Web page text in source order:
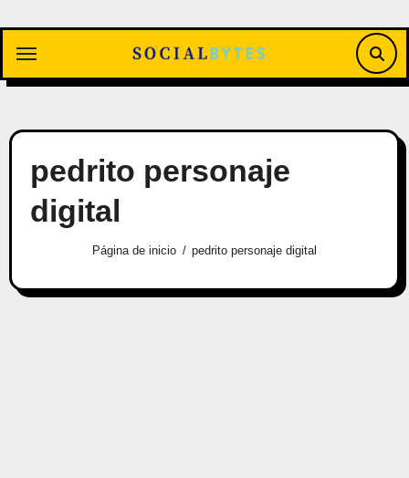
contenido
pedrito personaje
digital
Página de inicio pedrito personaje digital